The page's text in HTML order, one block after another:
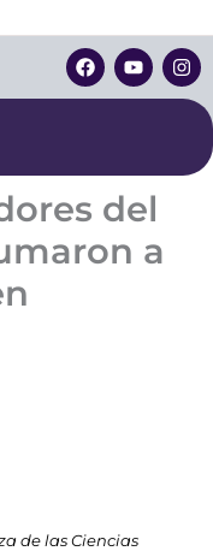
F
a
c
o
Y
o
u
e
I
n
s
r
del
a
de las Ciencias